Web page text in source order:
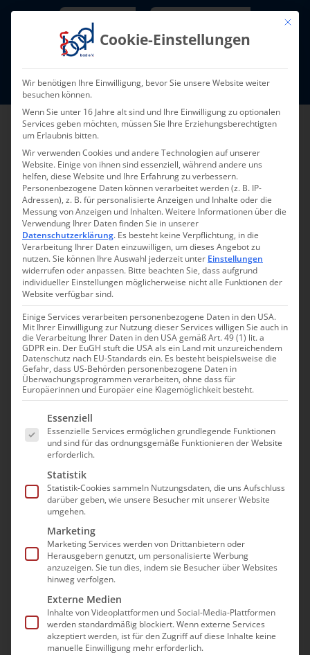
Skip
Fort- und Weiterbildung I Termine
Zurück
Mitgliederversammlung
Veranstaltungen
Hinweis
Es wurden keine Ergebnisse gefunden.
Such-
und
Suche
Anstehende
Datum
auswählen.
VorherigeVeranstaltungen
Heute
Nächste
Kalender abonnieren
Mit
Cookie-Einstellungen
Wir benötigen Ihre Einwilligung, bevor Sie unsere Website weiter
besuchen können.
Wenn Sie unter 16 Jahre alt sind und Ihre Einwilligung zu optionalen
Services geben möchten, müssen Sie Ihre Erziehungsberechtigten
um Erlaubnis bitten.
Wir verwenden Cookies und andere Technologien auf unserer
Website. Einige von ihnen sind essenziell, während andere uns
helfen, diese Website und Ihre Erfahrung zu verbessern.
Personenbezogene Daten können verarbeitet werden (z. B. IP-
Adressen), z. B. für personalisierte Anzeigen und Inhalte oder die
Messung von Anzeigen und Inhalten.Weitere Informationen über die
Verwendung Ihrer Daten finden Sie in unserer
Datenschutzerklärung. Es besteht keine Verpflichtung, in die
Verarbeitung Ihrer Daten einzuwilligen, um dieses Angebot zu
nutzen.Sie können Ihre Auswahl jederzeit unter Einstellungen
widerrufen oder anpassen. Bitte beachten Sie, dass aufgrund
individueller Einstellungen möglicherweise nicht alle Funktionen der
Website verfügbar sind.
Einige Services verarbeiten personenbezogene Daten in den USA.
Mit Ihrer Einwilligung zur Nutzung dieser Services willigen Sie auch in
die Verarbeitung Ihrer Daten in den USA gemäß Art. 49 (1) lit. a
GDPR ein. Der EuGH stuft die USA als ein Land mit unzureichendem
Datenschutz nach EU-Standards ein. Es besteht beispielsweise die
Gefahr, dass US-Behörden personenbezogene Daten in
Überwachungsprogrammen verarbeiten, ohne dass für
Europäerinnen und Europäer eine Klagemöglichkeit besteht.
Es folgt eine Liste der Service-Gruppen, für die
Essenziell
Essenzielle Services ermöglichen grundlegende Funktionen
und sind für das ordnungsgemäße Funktionieren der Website
erforderlich.
Statistik
Statistik-Cookies sammeln Nutzungsdaten, die uns Aufschluss
darüber geben, wie unsere Besucher mit unserer Website
umgehen.
Marketing
Marketing Services werden von Drittanbietern oder
Herausgebern genutzt, um personalisierte Werbung
anzuzeigen. Sie tun dies, indem sie Besucher über Websites
hinweg verfolgen.
Externe Medien
Inhalte von Videoplattformen und Social-Media-Plattformen
werden standardmäßig blockiert. Wenn externe Services
akzeptiert werden, ist für den Zugriff auf diese Inhalte keine
manuelle Einwilligung mehr erforderlich.